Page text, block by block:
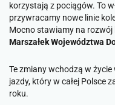
korzystają z pociągów. To
przywracamy nowe linie
Mocno stawiamy na rozwój
Marszałek Województwa
Te zmiany wchodzą w
jazdy, który w całej Polsce
roku.